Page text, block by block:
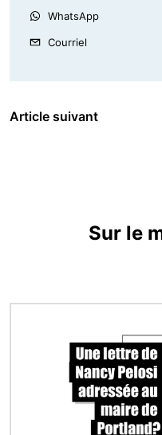
WhatsApp
Courriel
Article suivant
Sur le